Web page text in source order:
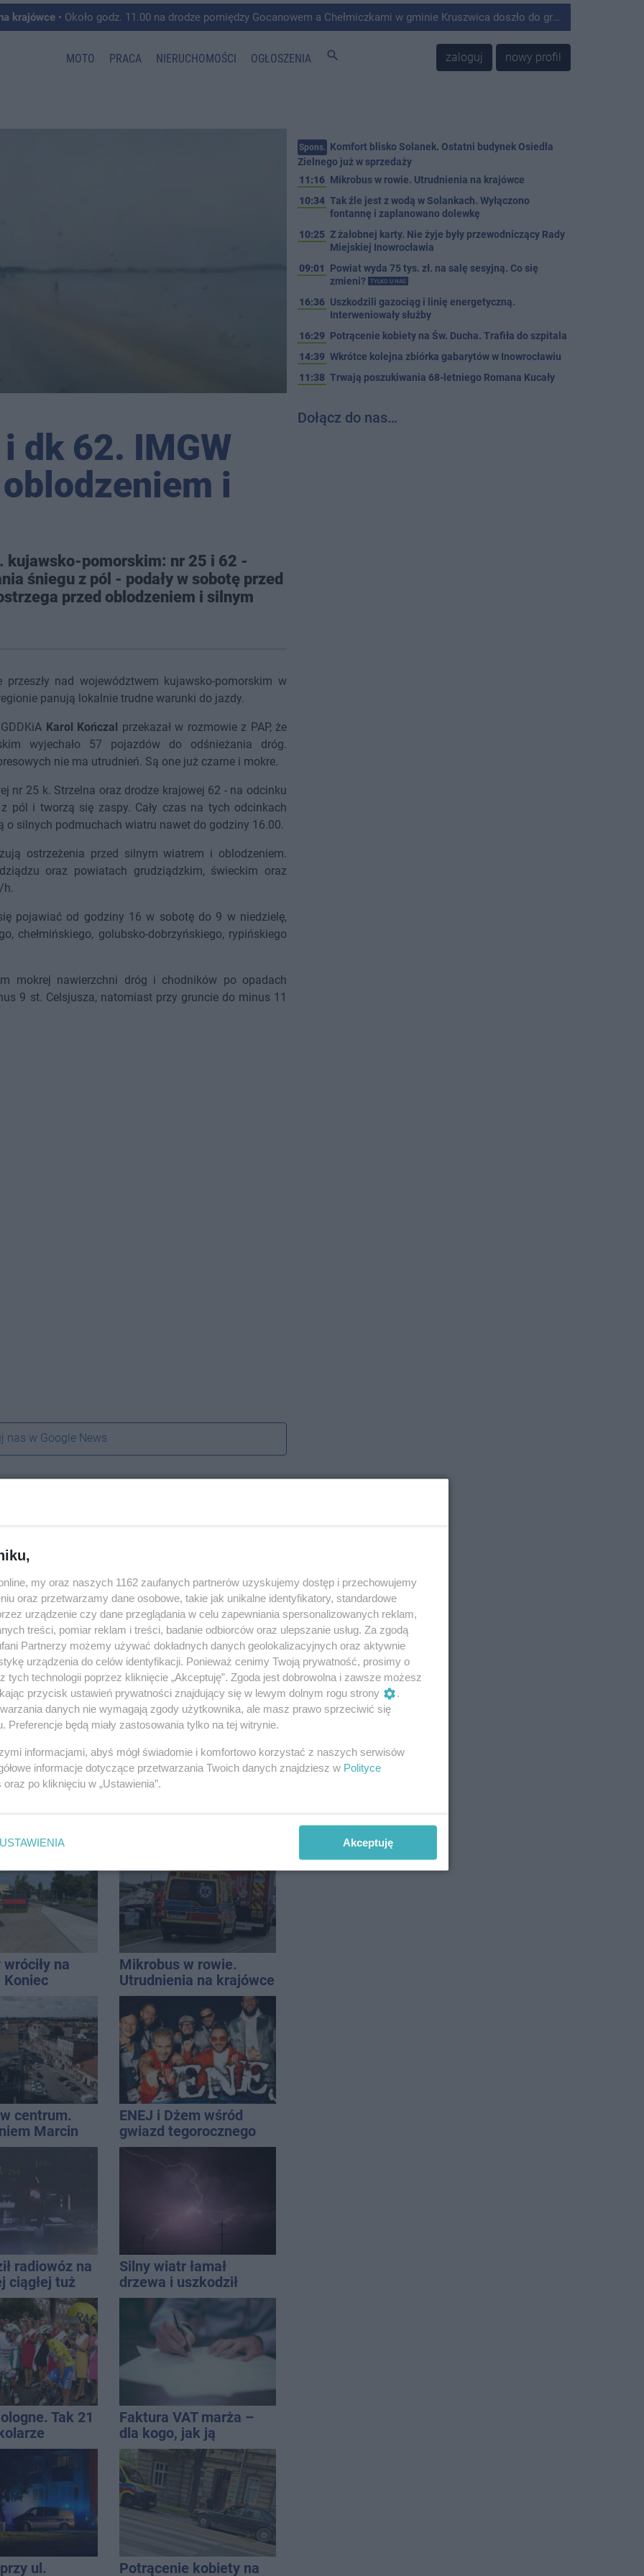
krajówce • Około godz. 11.00 na drodze pomiędzy Gocanowem a Chełmiczkami w gminie Kruszwica doszło do groźnie wyglądającego zdarzenia.
MOTO PRACA NIERUCHOMOŚCI OGŁOSZENIA search zaloguj nowy profil
dk 62. IMGW
i
kujawsko-pomorskim: nr 25 i 62 -
śniegu z pól - podały w sobotę przed
przed oblodzeniem i silnym
nad województwem kujawsko-pomorskim w
panują lokalnie trudne warunki do jazdy.
Karol Kończal przekazał w rozmowie z PAP, że
wyjechało 57 pojazdów do odśnieżania dróg.
nie ma utrudnień. Są one już czarne i mokre.
nr 25 k. Strzelna oraz drodze krajowej 62 - na odcinku
pól i tworzą się zaspy. Cały czas na tych odcinkach
o silnych podmuchach wiatru nawet do godziny 16.00.
ostrzeżenia przed silnym wiatrem i oblodzeniem.
oraz powiatach grudziądzkim, świeckim oraz
h.
pojawiać od godziny 16 w sobotę do 9 w niedzielę,
chełmińskiego, golubsko-dobrzyńskiego, rypińskiego
mokrej nawierzchni dróg i chodników po opadach
9 st. Celsjusza, natomiast przy gruncie do minus 11
nas w Google News
i
QEMETICA ARENA
na
Koniec
Mikrobus w rowie.
Utrudnienia na krajówce
centrum.
Marcin
w błędzie
ENEJ i Dżem wśród
gwiazd tegorocznego
święta miasta
radiowóz na
ciągłej tuż
Silny wiatr łamał
drzewa i uszkodził
dach. To nie koniec
ostrzeżeń
Tak 21
z
Faktura VAT marża –
dla kogo, jak ją
wystawić i jak rozliczyć
ul.
Potrącenie kobiety na
Spons. Komfort blisko Solanek. Ostatni budynek Osiedla
Zielnego już w sprzedaży
11:16 Mikrobus w rowie. Utrudnienia na krajówce
10:34 Tak źle jest z wodą w Solankach. Wyłączono
fontannę i zaplanowano dolewkę
10:25 Z żałobnej karty. Nie żyje były przewodniczący Rady
Miejskiej Inowrocławia
09:01
Powiat wyda 75 tys. zł. na salę sesyjną. Co się
zmieni?
TYLKO U NAS
16:36 Uszkodzili gazociąg i linię energetyczną.
Interweniowały służby
16:29 Potrącenie kobiety na Św. Ducha. Trafiła do szpitala
14:39 Wkrótce kolejna zbiórka gabarytów w Inowrocławiu
11:38 Trwają poszukiwania 68-letniego Romana Kucały
Dołącz do nas…
my oraz naszych 1162 zaufanych partnerów uzyskujemy dostęp i przechowujemy
oraz przetwarzamy dane osobowe, takie jak unikalne identyfikatory, standardowe
urządzenie czy dane przeglądania w celu zapewniania spersonalizowanych reklam,
treści, pomiar reklam i treści, badanie odbiorców oraz ulepszanie usług. Za zgodą
Partnerzy możemy używać dokładnych danych geolokalizacyjnych oraz aktywnie
urządzenia do celów identyfikacji. Ponieważ cenimy Twoją prywatność, prosimy o
tych technologii poprzez kliknięcie „Akceptuję”. Zgoda jest dobrowolna i zawsze możesz
przycisk ustawień prywatności znajdujący się w lewym dolnym rogu strony
.
danych nie wymagają zgody użytkownika, ale masz prawo sprzeciwić się
Preferencje będą miały zastosowania tylko na tej witrynie.
informacjami, abyś mógł świadomie i komfortowo korzystać z naszych serwisów
informacje dotyczące przetwarzania Twoich danych znajdziesz w Polityce
oraz po kliknięciu w „Ustawienia”.
USTAWIENIA Akceptuję